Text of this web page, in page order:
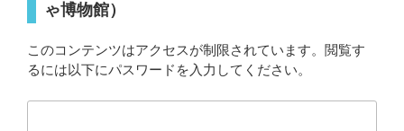
ゃ博物館）
このコンテンツはアクセスが制限されています。閲覧す
るには以下にパスワードを入力してください。